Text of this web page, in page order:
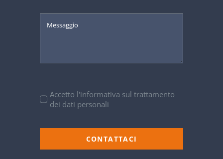
Accetto l'informativa sul trattamento
dei dati personali
CONTATTACI